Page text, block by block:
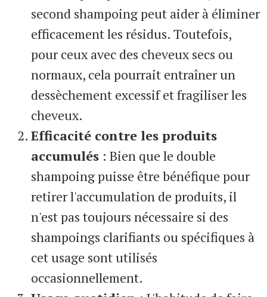
second shampoing peut aider à éliminer
efficacement les résidus. Toutefois,
pour ceux avec des cheveux secs ou
normaux, cela pourrait entraîner un
dessèchement excessif et fragiliser les
cheveux.
Efficacité contre les produits
accumulés : Bien que le double
shampoing puisse être bénéfique pour
retirer l'accumulation de produits, il
n'est pas toujours nécessaire si des
shampoings clarifiants ou spécifiques à
cet usage sont utilisés
occasionnellement.